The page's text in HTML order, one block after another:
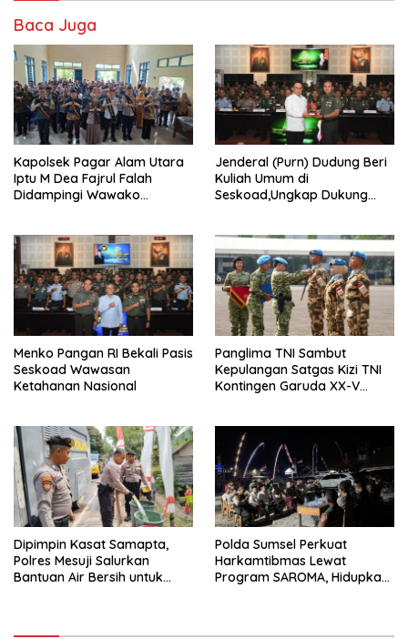
Baca Juga
Kapolsek Pagar Alam Utara
Iptu M Dea Fajrul Falah
Didampingi Wawako
Jenderal (Purn) Dudung Beri
Kuliah Umum di
Seskoad,Ungkap Dukung
Menko Pangan RI Bekali Pasis
Seskoad Wawasan
Ketahanan Nasional
Panglima TNI Sambut
Kepulangan Satgas Kizi TNI
Kontingen Garuda XX-V
Dipimpin Kasat Samapta,
Polres Mesuji Salurkan
Bantuan Air Bersih untuk
Polda Sumsel Perkuat
Harkamtibmas Lewat
Program SAROMA, Hidupkan